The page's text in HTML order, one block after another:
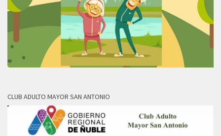
CLUB ADULTO MAYOR SAN ANTONIO